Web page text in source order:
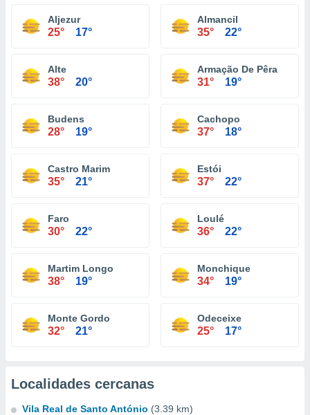
Aljezur
25° 17°
Almancil
35° 22°
Alte
38° 20°
Armação De Pêra
31° 19°
Budens
28° 19°
Cachopo
37° 18°
Castro Marim
35° 21°
Estói
37° 22°
Faro
30° 22°
Loulé
36° 22°
Martim Longo
38° 19°
Monchique
34° 19°
Monte Gordo
32° 21°
Odeceixe
25° 17°
Localidades cercanas
Vila Real de Santo António (3.39 km)